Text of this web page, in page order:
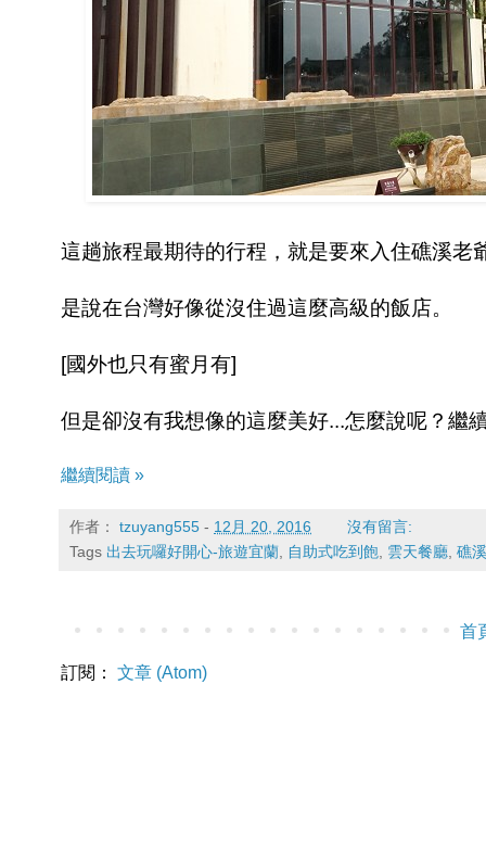
這趟旅程最期待的行程，就是要來入住礁溪老
是說在台灣好像從沒住過這麼高級的飯店。
[國外也只有蜜月有]
但是卻沒有我想像的這麼美好...怎麼說呢？繼
繼續閱讀 »
作者： tzuyang555 - 12月 20, 2016
沒有留言:
Tags 出去玩囉好開心-旅遊宜蘭 自助式吃到飽 雲天餐廳 礁
首
訂閱： 文章 (Atom)